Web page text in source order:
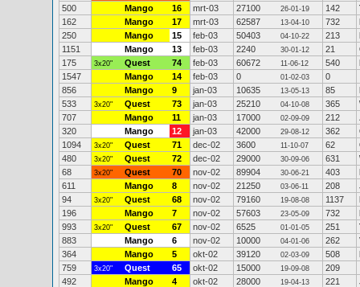
500
Mango 16 mrt-03 27100 26-01-19 142
162
Mango 17 mrt-03 62587 13-04-10 732
250
Mango 15 feb-03 50403 04-10-22 213
1151
Mango 13 feb-03 2240 30-01-12 21
175
3x20" Quest 74 feb-03 60672 11-06-12 540
1547
Mango 14 feb-03 0 01-02-03
0
856
Mango 9 jan-03 10635 13-05-13 85
533
3x20" Quest 73 jan-03 25210 04-10-08 365
707
Mango 11 jan-03 17000 02-09-09 212
320
Mango 12 jan-03 42000 29-08-12 362
1094
3x20" Quest 71 dec-02 3600 11-10-07 62
480
3x20" Quest 72 dec-02 29000 30-09-06 631
68
3x20" Quest 70 nov-02 89904 30-06-21 403
611
Mango 8 nov-02 21250 03-06-11 208
94
3x20" Quest 68 nov-02 79160 19-08-08 1137
196
Mango 7 nov-02 57603 23-05-09 732
993
3x20" Quest 67 nov-02 6525 01-01-05 251
883
Mango 6 nov-02 10000 04-01-06 262
364
Mango 5 okt-02 39120 02-03-09 508
759
3x20" Quest 65 okt-02 15000 19-09-08
209
492
Mango 4 okt-02 28000 19-04-13 221